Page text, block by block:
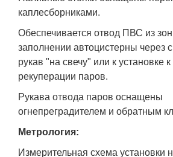
каплесборниками.
Обеспечивается отвод ПВС из
заполнении автоцистерны через
рукав "на свечу" или к установке
рекуперации паров.
Рукава отвода паров оснащены
огнепреградителем и обратным
Метрология:
Измерительная схема установки